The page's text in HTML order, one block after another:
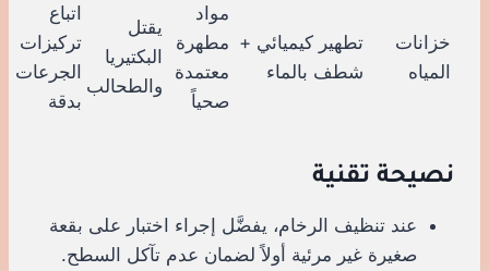
خزانات
المياه
تطهير كيميائي +
شطف بالماء
مواد
مطهرة
معتمدة
صحياً
يقتل
البكتيريا
والطحالب
اتباع
تركيزات
الجرعات
بدقة
نصيحة تقنية
عند تنظيف الرخام، يفضَّل إجراء اختبار على بقعة
صغيرة غير مرئية أولاً لضمان عدم تآكل السطح.